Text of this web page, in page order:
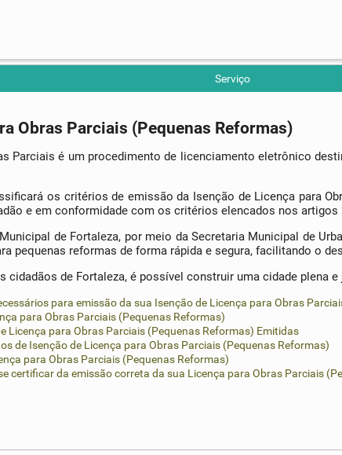
Serviço
Obras Parciais (Pequenas Reformas)
Parciais é um procedimento de licenciamento eletrônico
os critérios de emissão da Isenção de Licença para
e em conformidade com os critérios elencados nos artigos
de Fortaleza, por meio da Secretaria Municipal de
pequenas reformas de forma rápida e segura, facilitando o
cidadãos de Fortaleza, é possível construir uma cidade plena
para emissão da sua Isenção de Licença para Obras
para Obras Parciais (Pequenas Reformas)
Licença para Obras Parciais (Pequenas Reformas) Emitidas
de Isenção de Licença para Obras Parciais (Pequenas Reformas)
para Obras Parciais (Pequenas Reformas)
certificar da emissão correta da sua Licença para Obras Parciais